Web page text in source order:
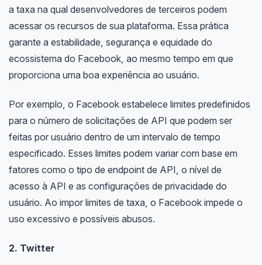
a taxa na qual desenvolvedores de terceiros podem
acessar os recursos de sua plataforma. Essa prática
garante a estabilidade, segurança e equidade do
ecossistema do Facebook, ao mesmo tempo em que
proporciona uma boa experiência ao usuário.
Por exemplo, o Facebook estabelece limites predefinidos
para o número de solicitações de API que podem ser
feitas por usuário dentro de um intervalo de tempo
especificado. Esses limites podem variar com base em
fatores como o tipo de endpoint de API, o nível de
acesso à API e as configurações de privacidade do
usuário. Ao impor limites de taxa, o Facebook impede o
uso excessivo e possíveis abusos.
2. Twitter